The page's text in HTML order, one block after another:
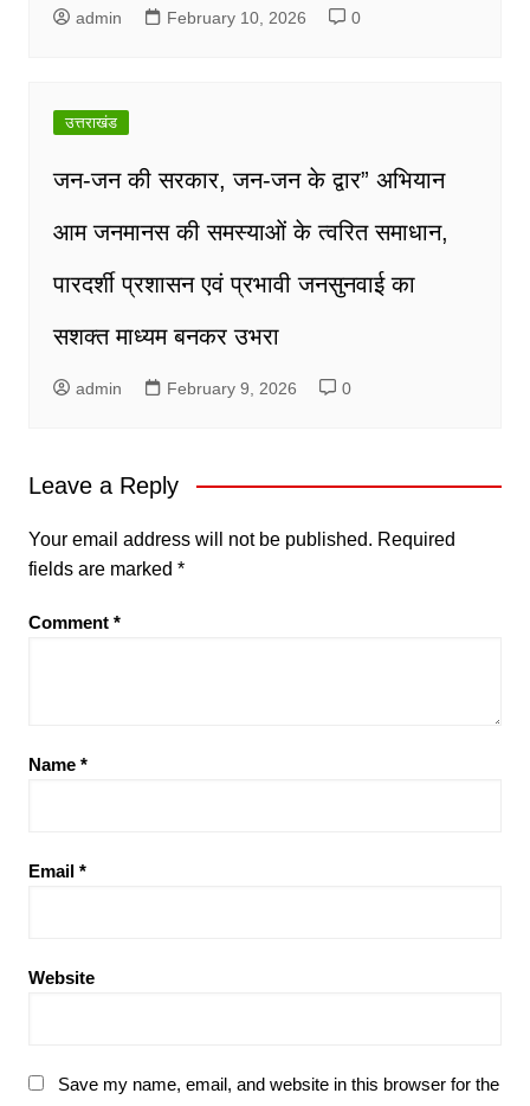
admin February 10, 2026 0
उत्तराखंड
जन-जन की सरकार, जन-जन के द्वार” अभियान
आम जनमानस की समस्याओं के त्वरित समाधान,
पारदर्शी प्रशासन एवं प्रभावी जनसुनवाई का
सशक्त माध्यम बनकर उभरा
admin February 9, 2026 0
Leave a Reply
Your email address will not be published. Required
fields are marked *
Comment *
Name *
Email *
Website
Save my name, email, and website in this browser for the